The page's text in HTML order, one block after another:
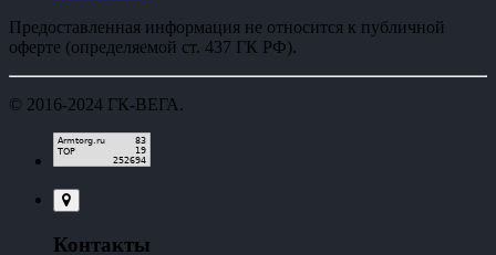
Предоставленная информация не относится к публичной
оферте (определяемой ст. 437 ГК РФ).
© 2016-2024 ГК-ВЕГА.
Контакты